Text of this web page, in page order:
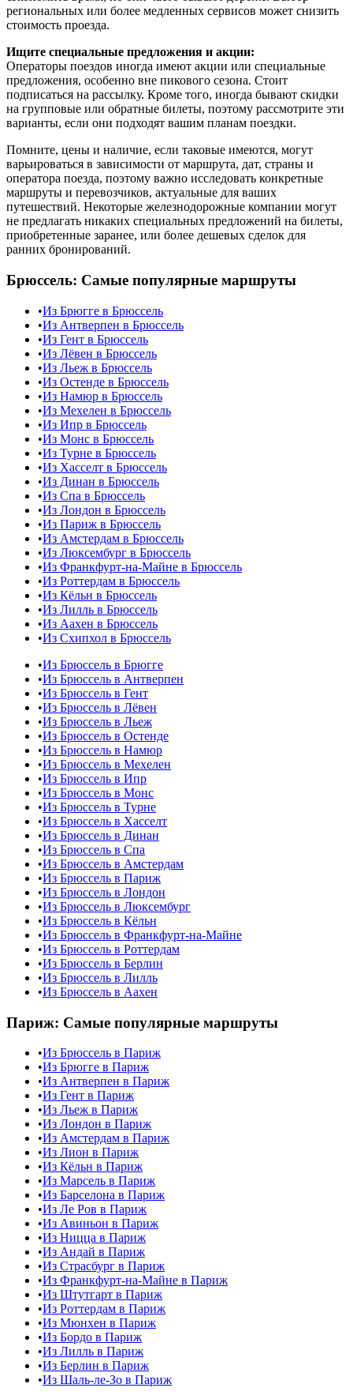
региональных или более медленных сервисов может снизить
стоимость проезда.
Ищите специальные предложения и акции:
Операторы поездов иногда имеют акции или специальные
предложения, особенно вне пикового сезона. Стоит
подписаться на рассылку. Кроме того, иногда бывают скидки
на групповые или обратные билеты, поэтому рассмотрите эти
варианты, если они подходят вашим планам поездки.
Помните, цены и наличие, если таковые имеются, могут
варьироваться в зависимости от маршрута, дат, страны и
оператора поезда, поэтому важно исследовать конкретные
маршруты и перевозчиков, актуальные для ваших
путешествий. Некоторые железнодорожные компании могут
не предлагать никаких специальных предложений на билеты,
приобретенные заранее, или более дешевых сделок для
ранних бронирований.
Брюссель: Самые популярные маршруты
•Из Брюгге в Брюссель
•Из Антверпен в Брюссель
•Из Гент в Брюссель
•Из Лёвен в Брюссель
•Из Льеж в Брюссель
•Из Остенде в Брюссель
•Из Намюр в Брюссель
•Из Мехелен в Брюссель
•Из Ипр в Брюссель
•Из Монс в Брюссель
•Из Турне в Брюссель
•Из Хасселт в Брюссель
•Из Динан в Брюссель
•Из Спа в Брюссель
•Из Лондон в Брюссель
•Из Париж в Брюссель
•Из Амстердам в Брюссель
•Из Люксембург в Брюссель
•Из Франкфурт-на-Майне в Брюссель
•Из Роттердам в Брюссель
•Из Кёльн в Брюссель
•Из Лилль в Брюссель
•Из Аахен в Брюссель
•Из Схипхол в Брюссель
•Из Брюссель в Брюгге
•Из Брюссель в Антверпен
•Из Брюссель в Гент
•Из Брюссель в Лёвен
•Из Брюссель в Льеж
•Из Брюссель в Остенде
•Из Брюссель в Намюр
•Из Брюссель в Мехелен
•Из Брюссель в Ипр
•Из Брюссель в Монс
•Из Брюссель в Турне
•Из Брюссель в Хасселт
•Из Брюссель в Динан
•Из Брюссель в Спа
•Из Брюссель в Амстердам
•Из Брюссель в Париж
•Из Брюссель в Лондон
•Из Брюссель в Люксембург
•Из Брюссель в Кёльн
•Из Брюссель в Франкфурт-на-Майне
•Из Брюссель в Роттердам
•Из Брюссель в Берлин
•Из Брюссель в Лилль
•Из Брюссель в Аахен
Париж: Самые популярные маршруты
•Из Брюссель в Париж
•Из Брюгге в Париж
•Из Антверпен в Париж
•Из Гент в Париж
•Из Льеж в Париж
•Из Лондон в Париж
•Из Амстердам в Париж
•Из Лион в Париж
•Из Кёльн в Париж
•Из Марсель в Париж
•Из Барселона в Париж
•Из Ле Ров в Париж
•Из Авиньон в Париж
•Из Ницца в Париж
•Из Андай в Париж
•Из Страсбург в Париж
•Из Франкфурт-на-Майне в Париж
•Из Штутгарт в Париж
•Из Роттердам в Париж
•Из Мюнхен в Париж
•Из Бордо в Париж
•Из Лилль в Париж
•Из Берлин в Париж
•Из Шаль-ле-Зо в Париж